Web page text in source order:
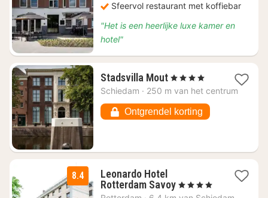
Sfeervol restaurant met koffiebar
"Het is een heerlijke luxe kamer en
hotel"
Stadsvilla Mout1
nacht
€
86,16
, 4 Sterren
Schiedam · 250 m van het centrum
Ontgrendel korting
8.4
Leonardo Hotel
Rotterdam Savoy1
nacht
, 4 Sterren